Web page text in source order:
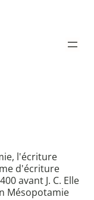
l'écriture
d'écriture
avant J. C. Elle
Mésopotamie